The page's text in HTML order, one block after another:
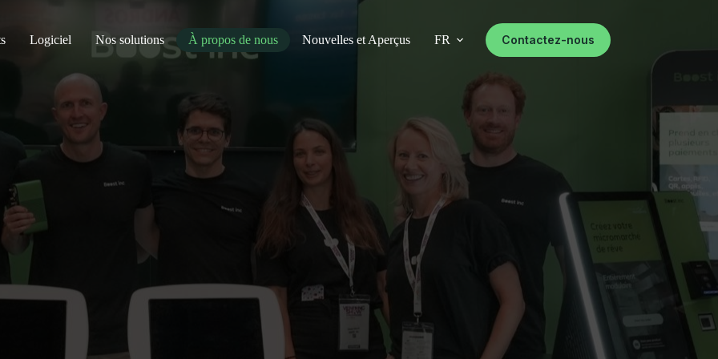
Logiciel Nos solutions À propos de nous Nouvelles et Aperçus FR Contactez-nous